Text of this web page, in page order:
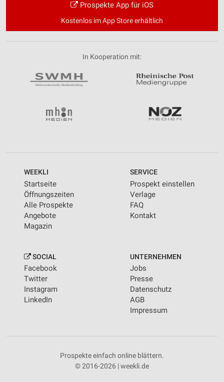
Prospekte App für iOS
Kostenlos im App Store erhältlich
In Kooperation mit:
WEEKLI
Startseite
Öffnungszeiten
Alle Prospekte
Angebote
Magazin
SERVICE
Prospekt einstellen
Verlage
FAQ
Kontakt
SOCIAL
Facebook
Twitter
Instagram
LinkedIn
UNTERNEHMEN
Jobs
Presse
Datenschutz
AGB
Impressum
Prospekte einfach online blättern.
© 2016-2026 | weekli.de